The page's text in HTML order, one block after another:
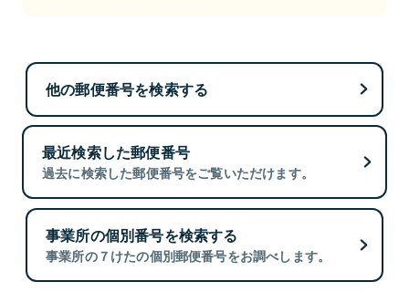
他の郵便番号を検索する
最近検索した郵便番号
過去に検索した郵便番号をご覧いただけます。
事業所の個別番号を検索する
事業所の７けたの個別郵便番号をお調べします。